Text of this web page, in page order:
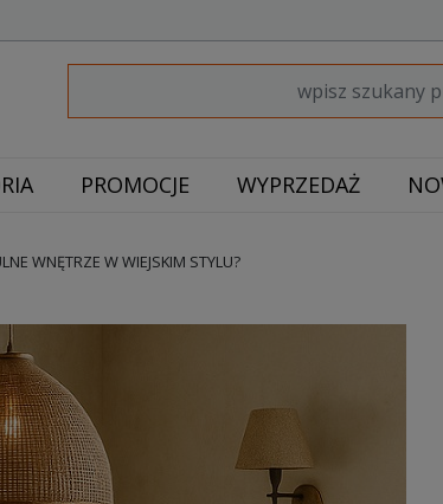
PROMOCJE WYPRZEDAŻ
WNĘTRZE W WIEJSKIM STYLU?